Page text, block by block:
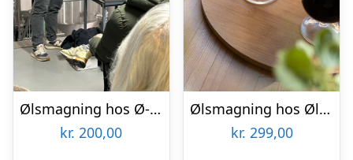
Ølsmagning hos Ø-Bryg
kr. 200,00
Ølsmagning hos Ølsnedkeren
kr. 299,00